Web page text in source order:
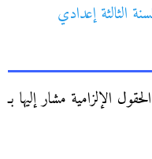
الثالثة إعدادي
الحقول الإلزامية مشار إليها بـ